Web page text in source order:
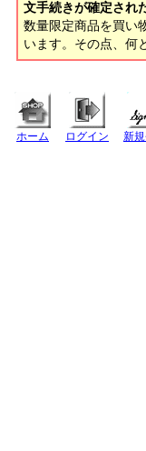
文手続きが確定され
数量限定商品を買い
います。その点、何
ホーム ログイン 新